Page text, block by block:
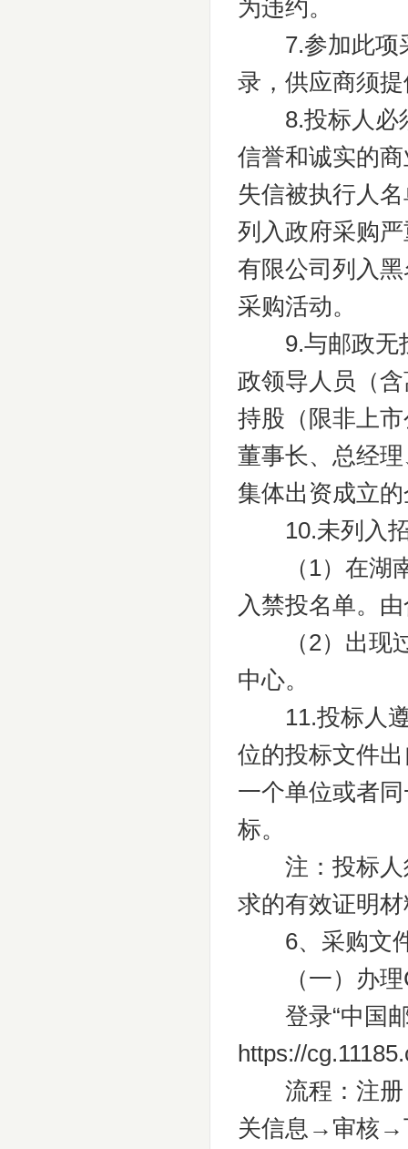
为违约。
7.参加此项采
录，供应商须
8.投标人必须
信誉和诚实的
失信被执行人
列入政府采购
有限公司列入
采购活动。
9.与邮政无投
政领导人员（
持股（限非上
董事长、总经
集体出资成立
10.未列入招
（1）在湖南
入禁投名单。
（2）出现过
中心。
11.投标人遵
位的投标文件
一个单位或者
标。
注：投标人须
求的有效证明
6、采购文件
（一）办理
登录“中国邮
https://
流程：注册
关信息→审核→